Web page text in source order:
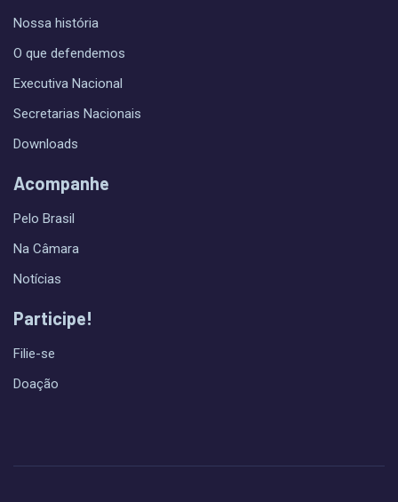
Nossa história
O que defendemos
Executiva Nacional
Secretarias Nacionais
Downloads
Acompanhe
Pelo Brasil
Na Câmara
Notícias
Participe!
Filie-se
Doação